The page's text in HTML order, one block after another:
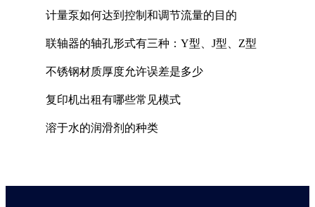
计量泵如何达到控制和调节流量的目的
联轴器的轴孔形式有三种：Y型、J型、Z型
不锈钢材质厚度允许误差是多少
复印机出租有哪些常见模式
溶于水的润滑剂的种类